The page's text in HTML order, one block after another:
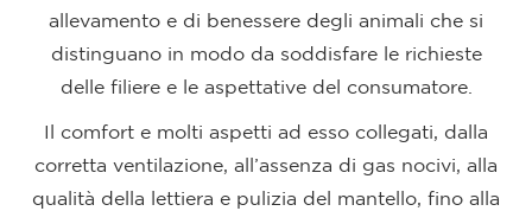
allevamento e di benessere degli animali che si
distinguano in modo da soddisfare le richieste
delle filiere e le aspettative del consumatore.
Il comfort e molti aspetti ad esso collegati, dalla
corretta ventilazione, all’assenza di gas nocivi, alla
qualità della lettiera e pulizia del mantello, fino alla